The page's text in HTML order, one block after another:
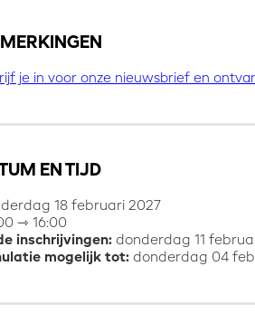
je in voor onze nieuwsbrief en
EN TIJD
18 februari 2027
⇾ 16:00
inschrijvingen: donderdag 11
mogelijk tot: donderdag 04